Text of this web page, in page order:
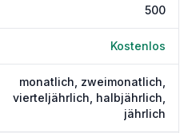
500
Kostenlos
monatlich, zweimonatlich,
vierteljährlich, halbjährlich,
jährlich